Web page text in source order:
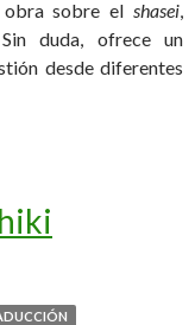
obra sobre el shasei,
duda, ofrece un
desde diferentes